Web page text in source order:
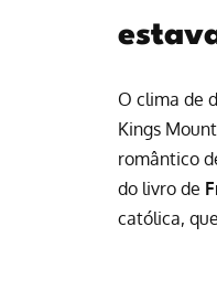
O clima de
Kings
romântico
do livro de
católica,